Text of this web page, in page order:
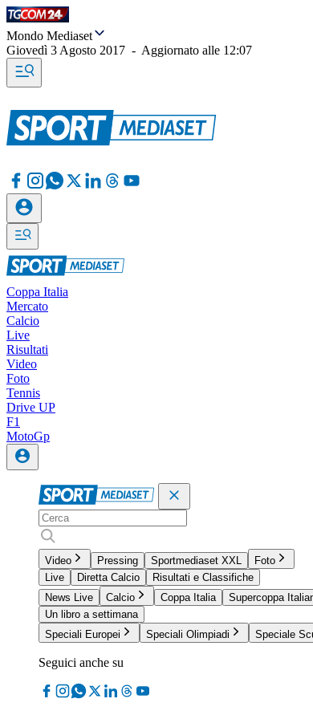
Mondo Mediaset
Giovedì 3 Agosto 2017 - Aggiornato alle 12:07
Coppa Italia
Mercato
Calcio
Live
Risultati
Video
Foto
Tennis
Drive UP
F1
MotoGp
Video Pressing Sportmediaset XXL
Foto
Live
Diretta Calcio
Risultati e Classifiche
News Live
Calcio Coppa Italia Supercoppa
Un libro a settimana
Speciali Europei
Speciali Olimpiadi Speciale
Seguici anche su